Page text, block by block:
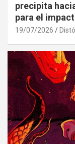
precipita
para el
19/07/2026